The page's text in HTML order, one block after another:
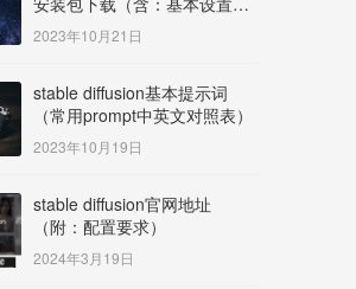
明）
2023年10月21日
stable diffusion基本提示词
（常用prompt中英文对照表）
2023年10月19日
stable diffusion官网地址
（附：配置要求）
2024年3月19日